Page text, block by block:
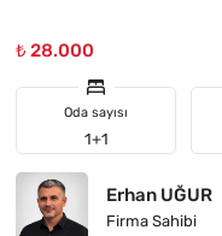
₺ 28.000
Oda sayısı
1+1
Erhan UĞUR
Firma Sahibi